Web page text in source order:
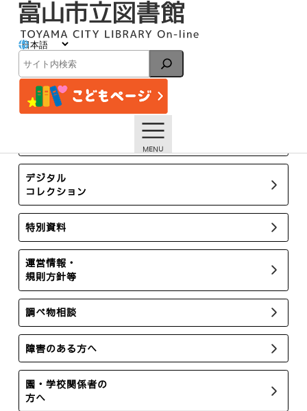
検
索
トップページ お知らせ
デジタル
コレクション
特別資料
運営情報・
規則方針等
調べ物相談
障害のある方へ
園・学校関係者の
方へ